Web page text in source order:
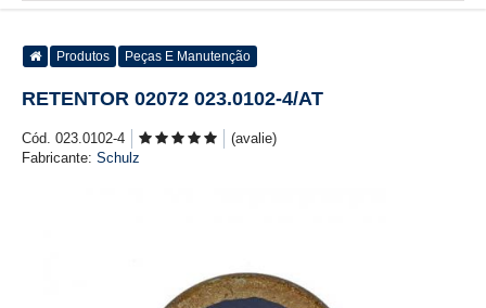
Produtos Peças E Manutenção
RETENTOR 02072 023.0102-4/AT
Cód. 023.0102-4
(avalie)
Fabricante: Schulz